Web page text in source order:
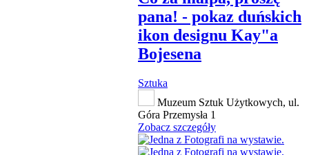
pana! - pokaz duńskich
ikon designu Kay"a
Bojesena
Sztuka
Muzeum Sztuk Użytkowych, ul.
Góra Przemysła 1
Zobacz szczegóły